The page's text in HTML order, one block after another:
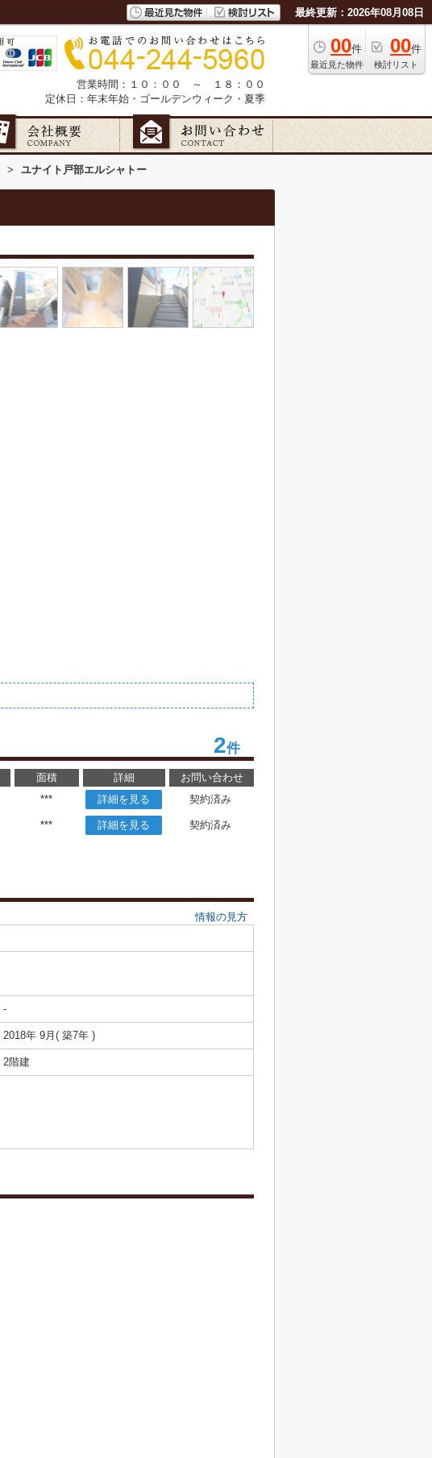
最終更新：2026年08月08日
00件
最近見た物件
00件
検討リスト
営業時間：１０：００ ～ １８：００
定休日：年末年始・ゴールデンウィーク・夏季
> ユナイト戸部エルシャトー
2件
面積 詳細
お問い合わせ
*** 詳細を見る 契約済み
*** 詳細を見る
契約済み
情報の見方
-
2018年 9月( 築7年 )
2階建